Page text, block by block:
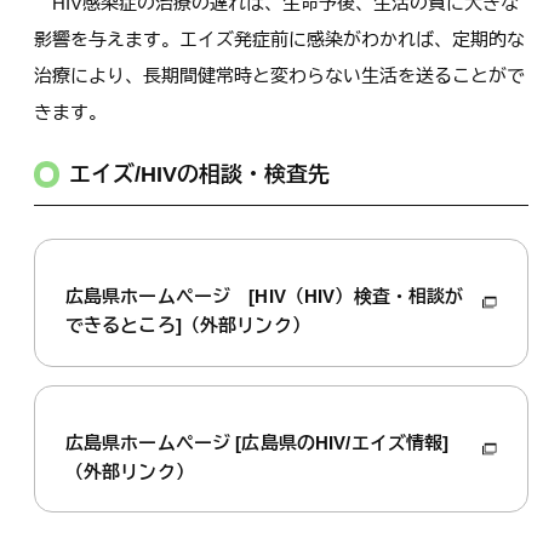
影響を与えます。エイズ発症前に感染がわかれば、定期的な
治療により、長期間健常時と変わらない生活を送ることがで
きます。
エイズ/HIVの相談・検査先
広島県ホームページ [HIV（HIV）検査・相談が
できるところ]（外部リンク）
広島県ホームページ [広島県のHIV/エイズ情報]
（外部リンク）